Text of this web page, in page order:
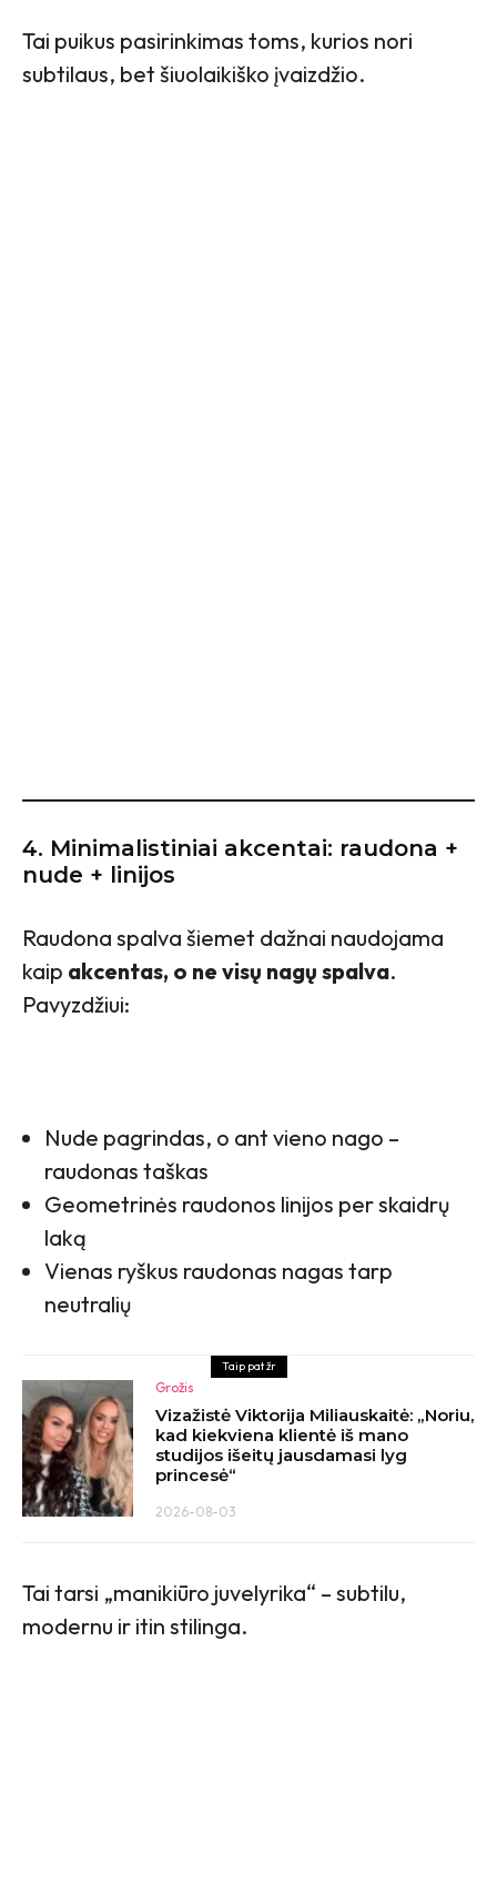
Tai puikus pasirinkimas toms, kurios nori
subtilaus, bet šiuolaikiško įvaizdžio.
4. Minimalistiniai akcentai: raudona +
nude + linijos
Raudona spalva šiemet dažnai naudojama
kaip akcentas, o ne visų nagų spalva.
Pavyzdžiui:
Nude pagrindas, o ant vieno nago –
raudonas taškas
Geometrinės raudonos linijos per skaidrų
laką
Vienas ryškus raudonas nagas tarp
neutralių
Taip pat žr
Grožis
Vizažistė Viktorija Miliauskaitė: „Noriu,
kad kiekviena klientė iš mano
studijos išeitų jausdamasi lyg
princesė“
2026-08-03
Tai tarsi „manikiūro juvelyrika“ – subtilu,
modernu ir itin stilinga.